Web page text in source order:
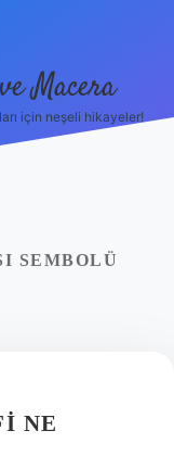
Macera
için neşeli hikayeler!
SEMBOLÜ
NE